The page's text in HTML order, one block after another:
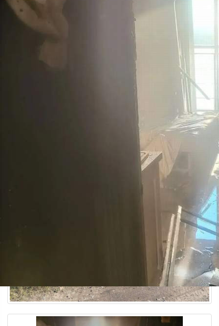
В ДНТ "Прибрежный" сгорели 2 теплицы, 2 хозпостройки